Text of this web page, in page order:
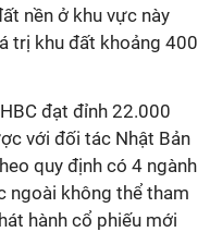
nền ở khu vực này
trị khu đất khoảng 400
đạt đỉnh 22.000
với đối tác Nhật Bản
quy định có 4 ngành
ngoài không thể tham
hành cổ phiếu mới